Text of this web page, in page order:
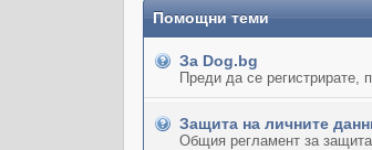
Помощни теми
За Dog.bg
Преди да се регистрирате,
Защита на личните
Общия регламент за